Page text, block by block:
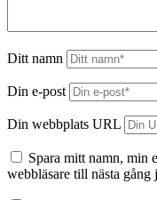
Ditt namn
Din e-post
Din webbplats URL
Spara mitt namn, min
webbläsare till nästa gång